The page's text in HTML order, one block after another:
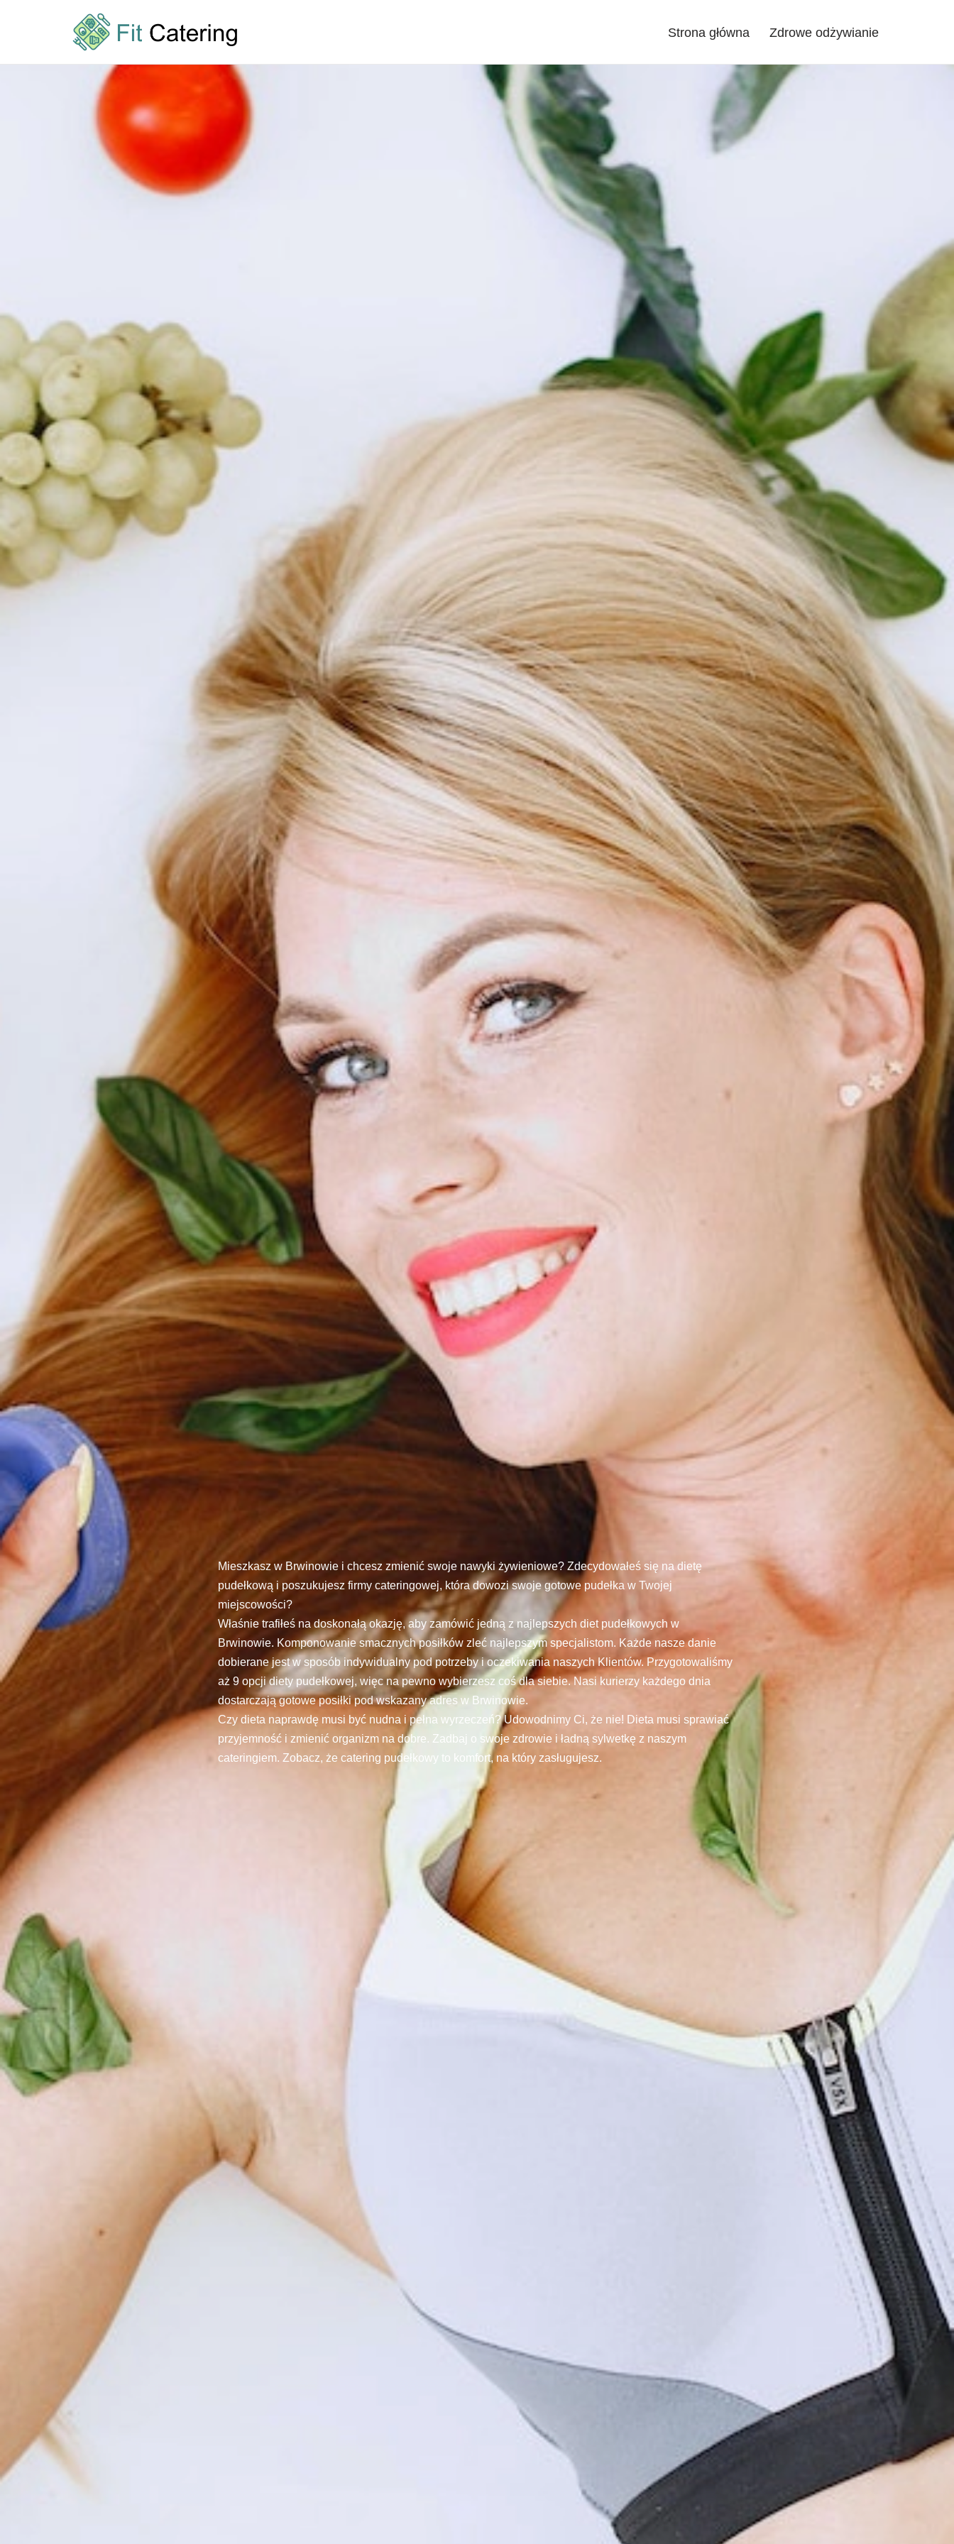
Strona główna Zdrowe odżywianie
Mieszkasz w Brwinowie i chcesz zmienić swoje nawyki żywieniowe? Zdecydowałeś się na dietę
pudełkową i poszukujesz firmy cateringowej, która dowozi swoje gotowe pudełka w Twojej
miejscowości?
Właśnie trafiłeś na doskonałą okazję, aby zamówić jedną z najlepszych diet pudełkowych w
Brwinowie. Komponowanie smacznych posiłków zleć najlepszym specjalistom. Każde nasze danie
dobierane jest w sposób indywidualny pod potrzeby i oczekiwania naszych Klientów. Przygotowaliśmy
aż 9 opcji diety pudełkowej, więc na pewno wybierzesz coś dla siebie. Nasi kurierzy każdego dnia
dostarczają gotowe posiłki pod wskazany adres w Brwinowie.
Czy dieta naprawdę musi być nudna i pełna wyrzeczeń? Udowodnimy Ci, że nie! Dieta musi sprawiać
przyjemność i zmienić organizm na dobre. Zadbaj o swoje zdrowie i ładną sylwetkę z naszym
cateringiem. Zobacz, że catering pudełkowy to komfort, na który zasługujesz.